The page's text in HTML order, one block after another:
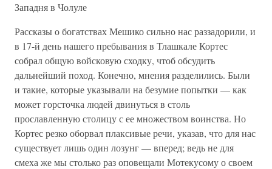
Западня в Чолуле
Рассказы о богатствах Мешико сильно нас раззадорили, и
в 17-й день нашего пребывания в Тлашкале Кортес
собрал общую войсковую сходку, чтоб обсудить
дальнейший поход. Конечно, мнения разделились. Были
и такие, которые указывали на безумие попытки — как
может горсточка людей двинуться в столь
прославленную столицу с ее множеством воинства. Но
Кортес резко оборвал плаксивые речи, указав, что для нас
существует лишь один лозунг — вперед; ведь не для
смеха же мы столько раз оповещали Мотекусому о своем